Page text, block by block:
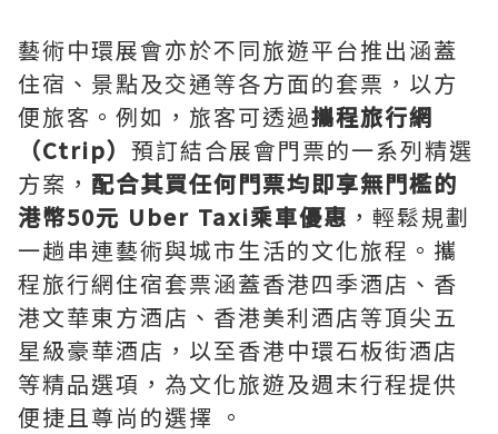
藝術中環展會亦於不同旅遊平台推出涵蓋
住宿、景點及交通等各方面的套票，以方
便旅客。例如，旅客可透過攜程旅行網
（Ctrip） 預訂結合展會門票的一系列精選
方案， 配合其買任何門票均即享無門檻的
港幣50元 Uber Taxi乘車優惠 ，輕鬆規劃
一趟串連藝術與城市生活的文化旅程。攜
程旅行網住宿套票涵蓋香港四季酒店、香
港文華東方酒店、香港美利酒店等頂尖五
星級豪華酒店，以至香港中環石板街酒店
等精品選項，為文化旅遊及週末行程提供
便捷且尊尚的選擇 。